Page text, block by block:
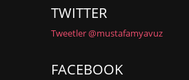
TWITTER
Tweetler @mustafamyavuz
FACEBOOK